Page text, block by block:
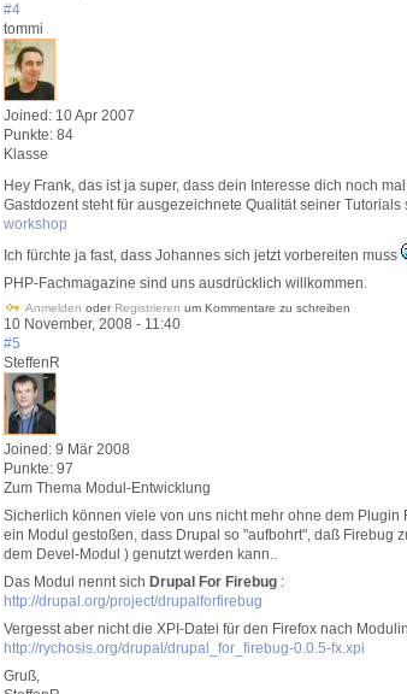
#4
tommi
Joined: 10 Apr 2007
Punkte: 84
Klasse
Hey Frank, das ist ja super, dass dein Interesse dich noch
Gastdozent steht für ausgezeichnete Qualität seiner Tutorials
workshop
Ich fürchte ja fast, dass Johannes sich jetzt vorbereiten muss
PHP-Fachmagazine sind uns ausdrücklich willkommen.
Anmelden oder Registrieren um Kommentare zu schreiben
10 November, 2008 - 11:40
#5
SteffenR
Joined: 9 Mär 2008
Punkte: 97
Zum Thema Modul-Entwicklung
Sicherlich können viele von uns nicht mehr ohne dem Plugin
ein Modul gestoßen, dass Drupal so "aufbohrt", daß Firebug
dem Devel-Modul ) genutzt werden kann..
Das Modul nennt sich Drupal For Firebug :
http://drupal.org/project/drupalforfirebug
Vergesst aber nicht die XPI-Datei für den Firefox nach
http://rychosis.org/drupal/drupal_for_firebug-0.0.5-fx.xpi
Gruß,